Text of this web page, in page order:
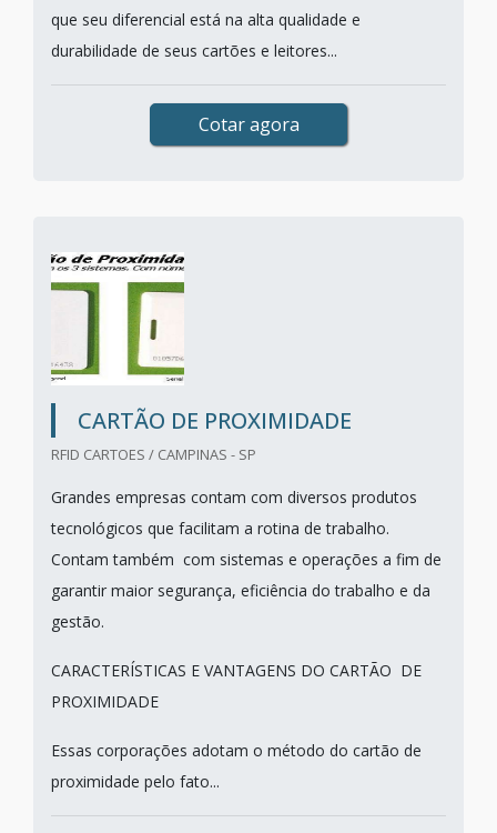
que seu diferencial está na alta qualidade e
durabilidade de seus cartões e leitores...
Cotar agora
CARTÃO DE PROXIMIDADE
RFID CARTOES / CAMPINAS - SP
Grandes empresas contam com diversos produtos
tecnológicos que facilitam a rotina de trabalho.
Contam também com sistemas e operações a fim de
garantir maior segurança, eficiência do trabalho e da
gestão.
CARACTERÍSTICAS E VANTAGENS DO CARTÃO DE
PROXIMIDADE
Essas corporações adotam o método do cartão de
proximidade pelo fato...